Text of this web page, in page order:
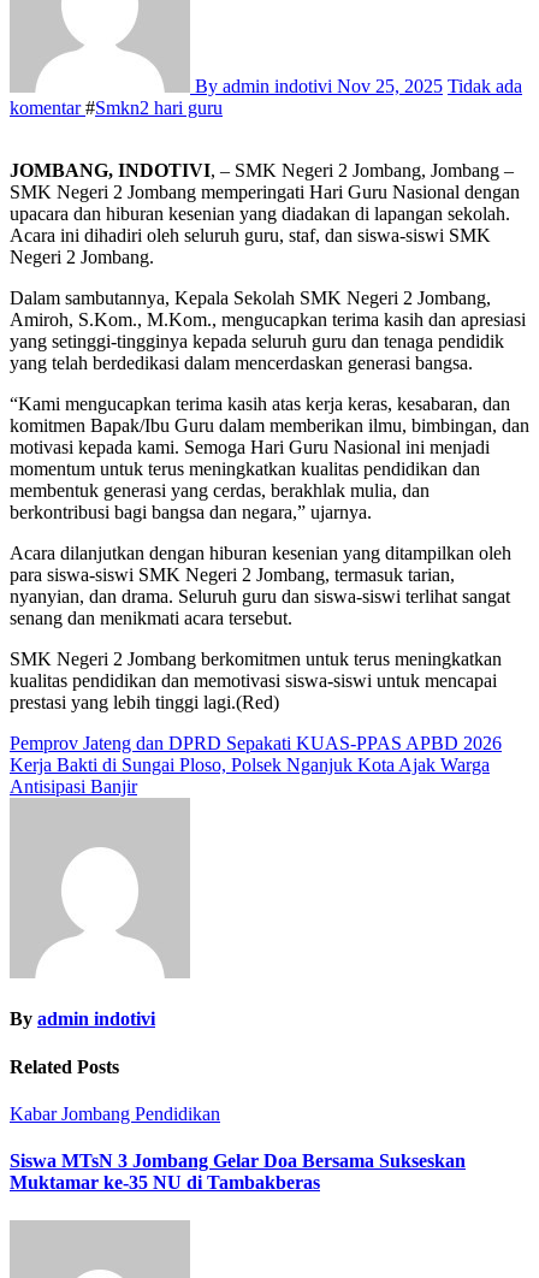
By admin indotivi Nov 25, 2025 Tidak ada
komentar#Smkn2 hari guru
JOMBANG, INDOTIVI, – SMK Negeri 2 Jombang, Jombang –
SMK Negeri 2 Jombang memperingati Hari Guru Nasional dengan
upacara dan hiburan kesenian yang diadakan di lapangan sekolah.
Acara ini dihadiri oleh seluruh guru, staf, dan siswa-siswi SMK
Negeri 2 Jombang.
Dalam sambutannya, Kepala Sekolah SMK Negeri 2 Jombang,
Amiroh, S.Kom., M.Kom., mengucapkan terima kasih dan apresiasi
yang setinggi-tingginya kepada seluruh guru dan tenaga pendidik
yang telah berdedikasi dalam mencerdaskan generasi bangsa.
“Kami mengucapkan terima kasih atas kerja keras, kesabaran, dan
komitmen Bapak/Ibu Guru dalam memberikan ilmu, bimbingan, dan
motivasi kepada kami. Semoga Hari Guru Nasional ini menjadi
momentum untuk terus meningkatkan kualitas pendidikan dan
membentuk generasi yang cerdas, berakhlak mulia, dan
berkontribusi bagi bangsa dan negara,” ujarnya.
Acara dilanjutkan dengan hiburan kesenian yang ditampilkan oleh
para siswa-siswi SMK Negeri 2 Jombang, termasuk tarian,
nyanyian, dan drama. Seluruh guru dan siswa-siswi terlihat sangat
senang dan menikmati acara tersebut.
SMK Negeri 2 Jombang berkomitmen untuk terus meningkatkan
kualitas pendidikan dan memotivasi siswa-siswi untuk mencapai
prestasi yang lebih tinggi lagi.(Red)
Navigasi
pos
Pemprov Jateng dan DPRD Sepakati KUAS-PPAS APBD 2026
Kerja Bakti di Sungai Ploso, Polsek Nganjuk Kota Ajak Warga
Antisipasi Banjir
By admin indotivi
Related Posts
Kabar Jombang Pendidikan
Siswa MTsN 3 Jombang Gelar Doa Bersama Sukseskan
Muktamar ke-35 NU di Tambakberas